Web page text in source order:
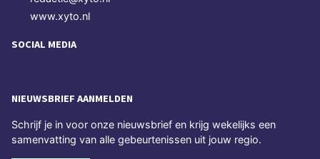
www.xyto.nl
SOCIAL MEDIA
NIEUWSBRIEF AANMELDEN
Schrijf je in voor onze nieuwsbrief en krijg wekelijks een
samenvatting van alle gebeurtenissen uit jouw regio.